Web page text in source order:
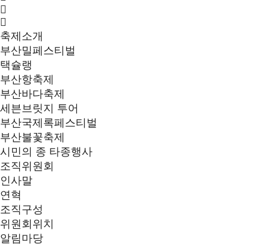
축제소개
부산밀페스티벌
택슐랭
부산항축제
부산바다축제
세븐브릿지 투어
부산국제록페스티벌
부산불꽃축제
시민의 종 타종행사
조직위원회
인사말
연혁
조직구성
위원회위치
알림마당